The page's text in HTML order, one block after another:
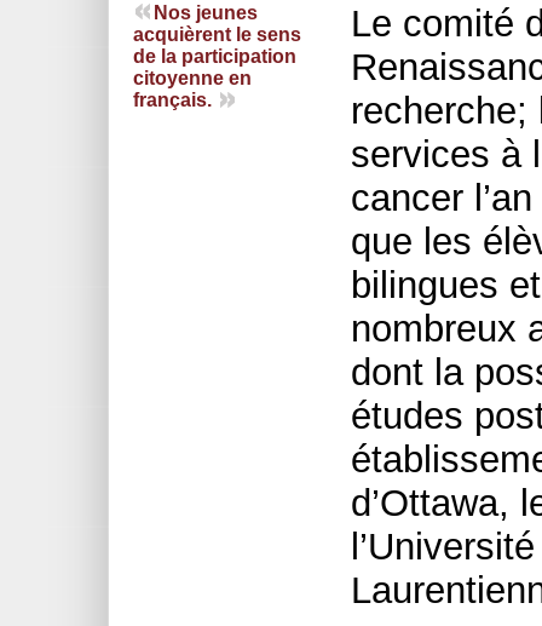
Nos jeunes
acquièrent le sens
de la participation
citoyenne en
français.
Le comité
recherche;
services à
cancer
que les
bilingues
nombreux
dont la
études
d’Ottawa,